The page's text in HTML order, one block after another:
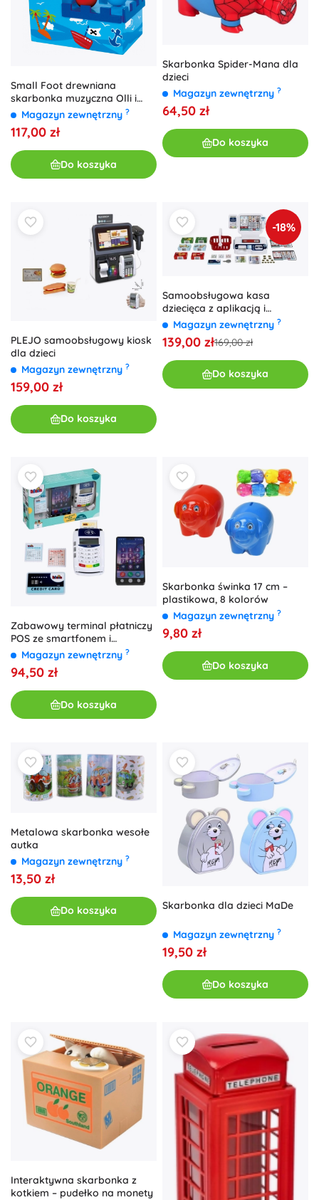
Small Foot drewniana
skarbonka muzyczna Olli i
BolliMagazyn zewnętrzny ?
117,00 zł
Do koszyka
Skarbonka Spider-Mana dla
dzieci
Magazyn zewnętrzny ?
64,50 zł
Do koszyka
PLEJO samoobsługowy kiosk
dla dzieci
Magazyn zewnętrzny ?
159,00 zł
Do koszyka
-18%
Samoobsługowa kasa
dziecięca z aplikacją i
akcesoriami
Magazyn zewnętrzny ?
139,00 zł169,00 zł
Do koszyka
Zabawowy terminal płatniczy
POS ze smartfonem i
akcesoriami KLEIN
Magazyn zewnętrzny ?
94,50 zł
Do koszyka
Skarbonka świnka 17 cm –
plastikowa, 8 kolorów
Magazyn zewnętrzny ?
9,80 zł
Do koszyka
Metalowa skarbonka wesołe
autka
Magazyn zewnętrzny ?
13,50 zł
Do koszyka Skarbonka dla dzieci MaDe
Magazyn zewnętrzny ?
19,50 zł
Do koszyka
Interaktywna skarbonka z
kotkiem – pudełko na monety